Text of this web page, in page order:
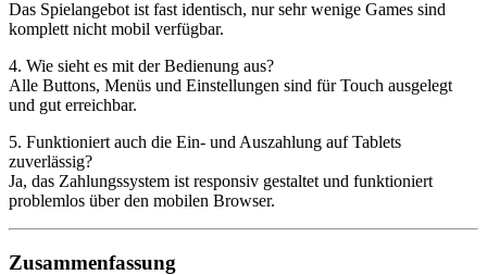
Das Spielangebot ist fast identisch, nur sehr wenige Games sind
komplett nicht mobil verfügbar.
4. Wie sieht es mit der Bedienung aus?
Alle Buttons, Menüs und Einstellungen sind für Touch ausgelegt
und gut erreichbar.
5. Funktioniert auch die Ein- und Auszahlung auf Tablets
zuverlässig?
Ja, das Zahlungssystem ist responsiv gestaltet und funktioniert
problemlos über den mobilen Browser.
Zusammenfassung